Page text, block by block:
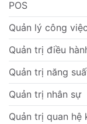
POS
Quản lý công
Quản trị điều
Quản trị năng
Quản trị nhân sự
Quản trị quan hệ